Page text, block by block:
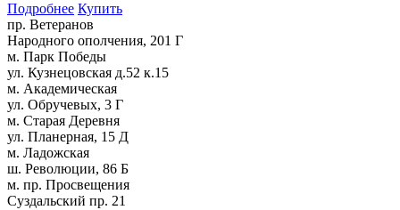
Подробнее Купить
пр. Ветеранов
Народного ополчения, 201 Г
м. Парк Победы
ул. Кузнецовская д.52 к.15
м. Академическая
ул. Обручевых, 3 Г
м. Старая Деревня
ул. Планерная, 15 Д
м. Ладожская
ш. Революции, 86 Б
м. пр. Просвещения
Суздальский пр. 21